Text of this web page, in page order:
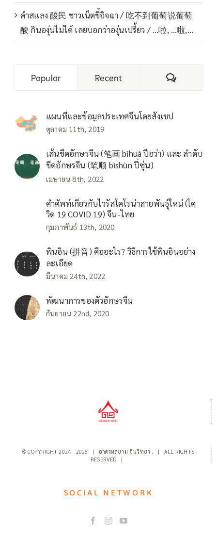
คำสแลง 酸民 ชาวเน็ตขี้อิจฉา / 吃不到葡萄说葡萄
酸 กินองุ่นไม่ได้ เลยบอกว่าองุ่นเปรี้ยว / …啦, …啦,…
Popular Recent Comments
แผนที่และข้อมูลประเทศจีนโดยสังเขป
ตุลาคม 11th, 2019
เส้นขีดอักษรจีน (笔画 bǐhuà ปี่ฮว่า) และ ลำดับ
ขีดอักษรจีน (笔顺 bǐshùn ปี่ซุ่น)
เมษายน 8th, 2022
คำศัพท์เกี่ยวกับไวรัสโคโรน่าสายพันธุ์ใหม่ (โค
วิด 19 COVID 19) จีน-ไทย
กุมภาพันธ์ 13th, 2020
พินอิน (拼音) คืออะไร? วิธีการใช้พินอินอย่าง
ละเอียด
มีนาคม 24th, 2022
พัฒนาการของตัวอักษรจีน
กันยายน 22nd, 2020
© COPYRIGHT 2024 - 2026 | อาศรมสยาม-จีนวิทยา .
| ALL RIGHTS
RESERVED |
SOCIAL NETWORK